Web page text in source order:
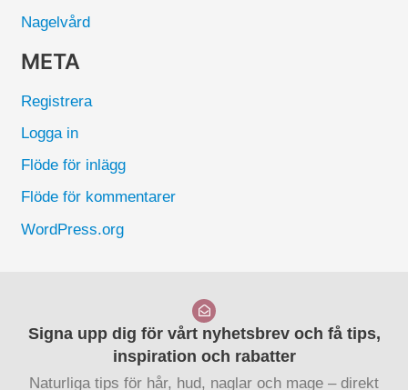
Nagelvård
META
Registrera
Logga in
Flöde för inlägg
Flöde för kommentarer
WordPress.org
Signa upp dig för vårt nyhetsbrev och få tips,
inspiration och rabatter
Naturliga tips för hår, hud, naglar och mage – direkt